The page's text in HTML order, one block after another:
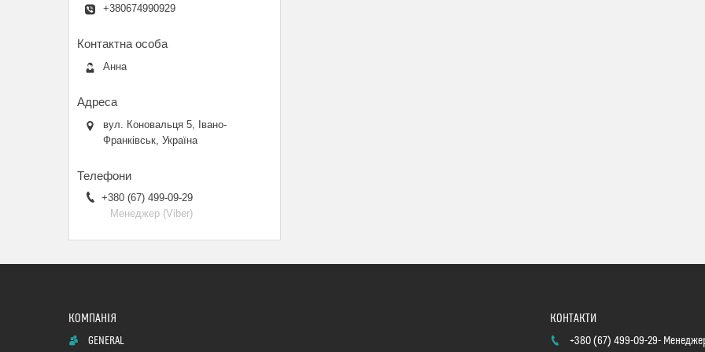
+380674990929
Анна
вул. Коновальця 5, Івано-
Франківськ, Україна
+380 (67) 499-09-29
Менеджер (Viber)
GENERAL +380 (67) 499-09-29